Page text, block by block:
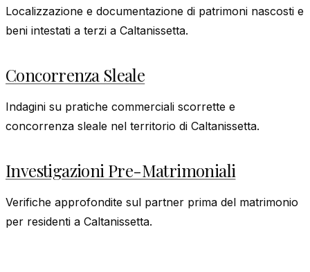
Localizzazione e documentazione di patrimoni nascosti e
beni intestati a terzi a Caltanissetta.
Concorrenza Sleale
Indagini su pratiche commerciali scorrette e
concorrenza sleale nel territorio di Caltanissetta.
Investigazioni Pre-Matrimoniali
Verifiche approfondite sul partner prima del matrimonio
per residenti a Caltanissetta.